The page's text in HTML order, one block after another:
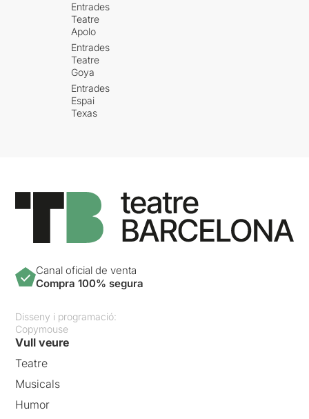
Entrades
Teatre
Apolo
Entrades
Teatre
Goya
Entrades
Espai
Texas
Canal oficial de venta
Compra 100% segura
Disseny i programació:
Copymouse
Vull veure
Teatre
Musicals
Humor